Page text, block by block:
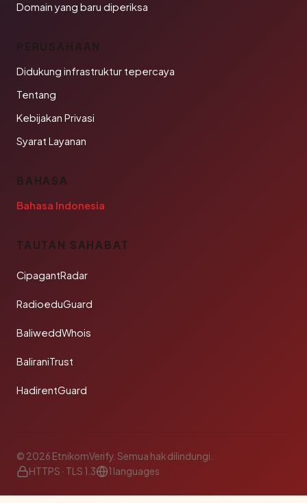
Domain yang baru diperiksa
PERUSAHAAN
Didukung infrastruktur tepercaya
Tentang
Kebijakan Privasi
Syarat Layanan
BAHASA
Bahasa Indonesia
TAUTAN SAHABAT
CipagantRadar
RadioeduGuard
BaliweddWhois
BaliraniTrust
HadirentGuard
© 2026 EtnikomVerify. Semua hak dilindungi.
HTTPS · TLS 1.3
1 languages